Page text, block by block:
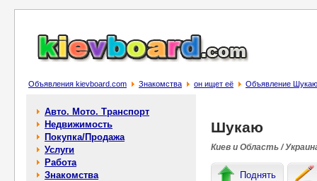
Объявления kievboard.com Знакомства он ищет её Объявление Шукаю
Авто. Мото. Транспорт
Недвижимость
Покупка/Продажа
Услуги
Работа
Знакомства
Шукаю
Киев и Область /
Поднять